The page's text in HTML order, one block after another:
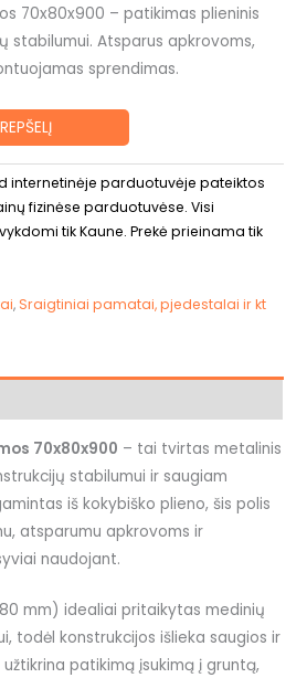
70x80x900 – patikimas plieninis
stabilumui. Atsparus apkrovoms,
sprendimas.
internetinėje parduotuvėje pateiktos
fizinėse parduotuvėse. Visi
tik Kaune. Prekė prieinama tik
,Sraigtiniai pamatai, pjedestalai ir kt
70x80x900 – tai tvirtas metalinis
stabilumui ir saugiam
iš kokybiško plieno, šis polis
atsparumu apkrovoms ir
naudojant.
mm) idealiai pritaikytas medinių
todėl konstrukcijos išlieka saugios ir
patikimą įsukimą į gruntą,